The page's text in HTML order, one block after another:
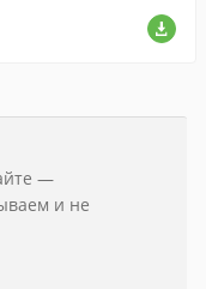
—
и не